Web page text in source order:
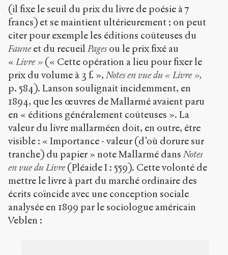
(il fixe le seuil du prix du livre de poésie à 7
francs) et se maintient ultérieurement ; on peut
citer pour exemple les éditions coûteuses du
Fauneet du recueil Pagesou le prix fixé au
« Livre » (« Cette opération a lieu pour fixer le
prix du volume à 3 f. », Notes en vue du « Livre »,
p. 584). Lanson soulignait incidemment, en
1894, que les œuvres de Mallarmé avaient paru
en « éditions généralement coûteuses ». La
valeur du livre mallarméen doit, en outre, être
visible : « Importance - valeur (d’où dorure sur
tranche) du papier » note Mallarmé dans Notes
en vue du Livre(Pléaide I : 559). Cette volonté de
mettre le livre à part du marché ordinaire des
écrits coïncide avec une conception sociale
analysée en 1899 par le sociologue américain
Veblen :